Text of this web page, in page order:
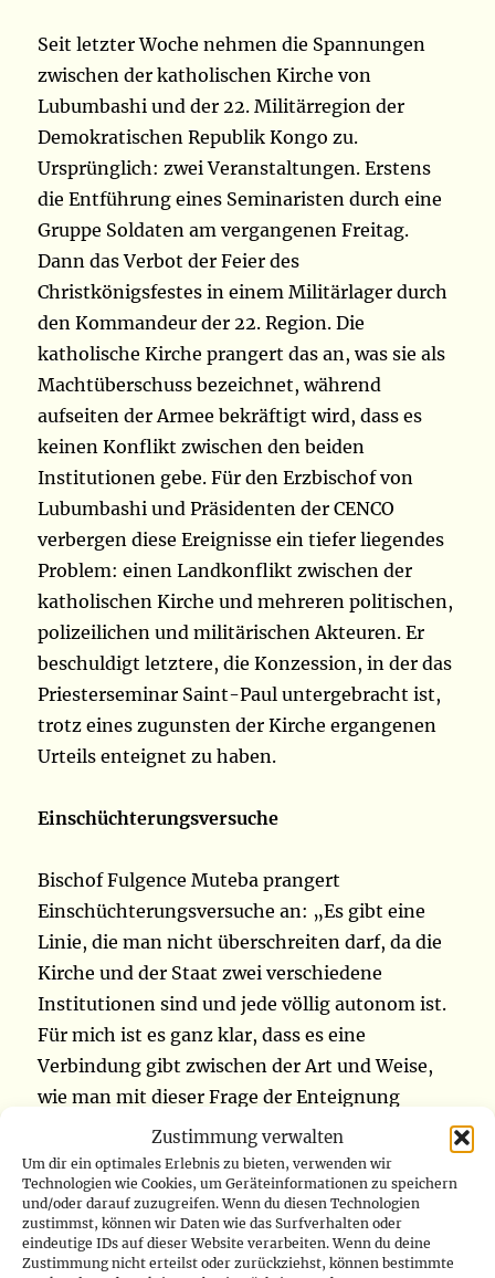
Zustimmung verwalten
Um dir ein optimales Erlebnis zu bieten, verwenden wir
Technologien wie Cookies, um Geräteinformationen zu speichern
und/oder darauf zuzugreifen. Wenn du diesen Technologien
zustimmst, können wir Daten wie das Surfverhalten oder
eindeutige IDs auf dieser Website verarbeiten. Wenn du deine
Zustimmung nicht erteilst oder zurückziehst, können bestimmte
Seit letzter Woche nehmen die Spannungen
zwischen der katholischen Kirche von
Lubumbashi und der 22. Militärregion der
Demokratischen Republik Kongo zu.
Ursprünglich: zwei Veranstaltungen. Erstens
die Entführung eines Seminaristen durch eine
Gruppe Soldaten am vergangenen Freitag.
Dann das Verbot der Feier des
Christkönigsfestes in einem Militärlager durch
den Kommandeur der 22. Region. Die
katholische Kirche prangert das an, was sie als
Machtüberschuss bezeichnet, während
aufseiten der Armee bekräftigt wird, dass es
keinen Konflikt zwischen den beiden
Institutionen gebe. Für den Erzbischof von
Lubumbashi und Präsidenten der CENCO
verbergen diese Ereignisse ein tiefer liegendes
Problem: einen Landkonflikt zwischen der
katholischen Kirche und mehreren politischen,
polizeilichen und militärischen Akteuren. Er
beschuldigt letztere, die Konzession, in der das
Priesterseminar Saint-Paul untergebracht ist,
trotz eines zugunsten der Kirche ergangenen
Urteils enteignet zu haben.
Einschüchterungsversuche
Bischof Fulgence Muteba prangert
Einschüchterungsversuche an: „Es gibt eine
Linie, die man nicht überschreiten darf, da die
Kirche und der Staat zwei verschiedene
Institutionen sind und jede völlig autonom ist.
Für mich ist es ganz klar, dass es eine
Verbindung gibt zwischen der Art und Weise,
wie man mit dieser Frage der Enteignung
unserer Konzession in Tshamalale umgeht,
und diesem illegalen Befehl, den General Eddy
Kapend erteilt hat“.
Rekonstruktion